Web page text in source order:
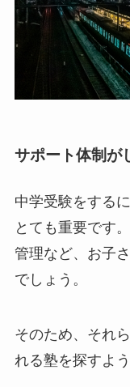
サポート体制が
中学受験をする
とても重要です
管理など、お子
でしょう。
そのため、それ
れる塾を探すよ